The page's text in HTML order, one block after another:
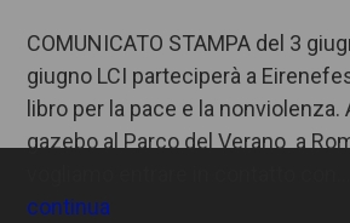
COMUNICATO STAMPA del 3
giugno LCI parteciperà a
libro per la pace e la nonviolenza.
gazebo al Parco del Verano a
continua